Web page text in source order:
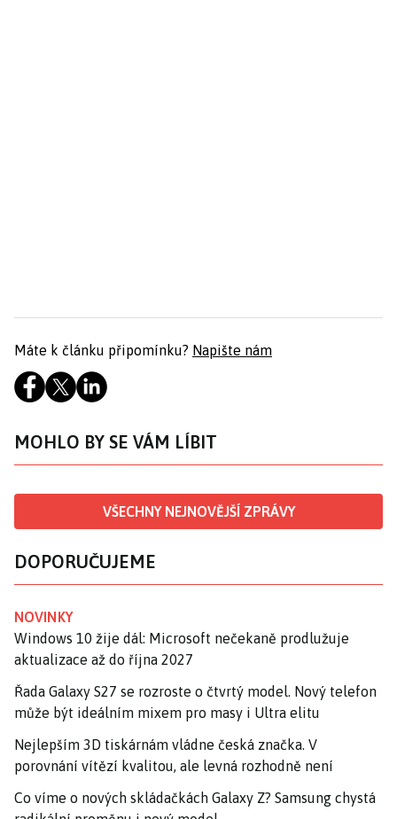
Máte k článku připomínku? Napište nám
MOHLO BY SE VÁM LÍBIT
VŠECHNY NEJNOVĚJŠÍ ZPRÁVY
DOPORUČUJEME
NOVINKY
Windows 10 žije dál: Microsoft nečekaně prodlužuje
aktualizace až do října 2027
Řada Galaxy S27 se rozroste o čtvrtý model. Nový telefon
může být ideálním mixem pro masy i Ultra elitu
Nejlepším 3D tiskárnám vládne česká značka. V
porovnání vítězí kvalitou, ale levná rozhodně není
Co víme o nových skládačkách Galaxy Z? Samsung chystá